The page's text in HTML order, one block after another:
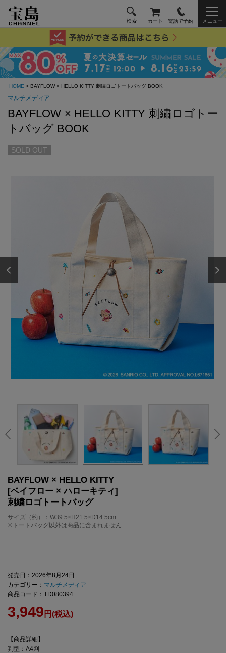
検索 カート 電話で予約 メニュー
HOME > BAYFLOW × HELLO KITTY 刺繍ロゴトートバッグ BOOK
マルチメディア
BAYFLOW × HELLO KITTY 刺繍ロゴトー
トバッグ BOOK
SOLD OUT
BAYFLOW × HELLO KITTY
[ベイフロー × ハローキティ]
刺繍ロゴトートバッグ
サイズ（約）：W39.5×H21.5×D14.5cm
※トートバッグ以外は商品に含まれません
発売日：2026年8月24日
カテゴリー： マルチメディア
商品コード：TD080394
3,949 円(税込)
【商品詳細】
判型：A4判